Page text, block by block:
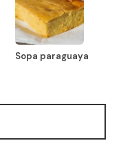
Sopa paraguaya